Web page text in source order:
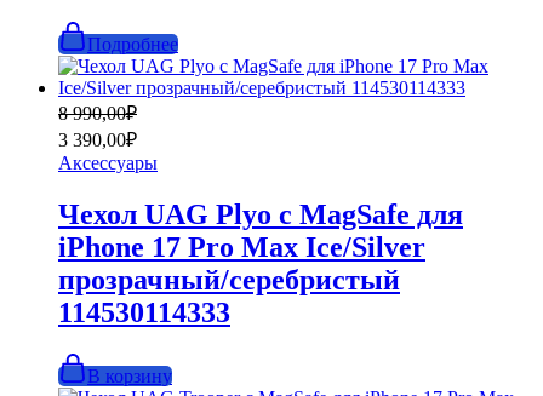
Подробнее
8 990,00₽
Первоначальная
цена
составляла
8
3 390,00₽
Текущая
цена:
3
390,00₽.
Аксессуары
Чехол UAG Plyo с MagSafe для
iPhone 17 Pro Max Ice/Silver
прозрачный/серебристый
114530114333
В корзину